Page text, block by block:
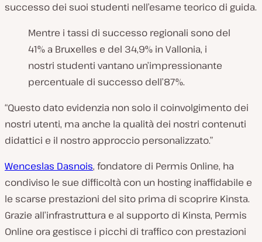
successo dei suoi studenti nell’esame teorico di guida.
Mentre i tassi di successo regionali sono del
41% a Bruxelles e del 34,9% in Vallonia, i
nostri studenti vantano un’impressionante
percentuale di successo dell’87%.
“Questo dato evidenzia non solo il coinvolgimento dei
nostri utenti, ma anche la qualità dei nostri contenuti
didattici e il nostro approccio personalizzato.”
Wenceslas Dasnois, fondatore di Permis Online, ha
condiviso le sue difficoltà con un hosting inaffidabile e
le scarse prestazioni del sito prima di scoprire Kinsta.
Grazie all’infrastruttura e al supporto di Kinsta, Permis
Online ora gestisce i picchi di traffico con prestazioni